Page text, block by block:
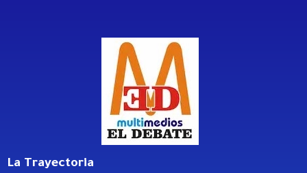
La Trayectoria